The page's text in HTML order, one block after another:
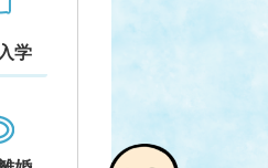
学